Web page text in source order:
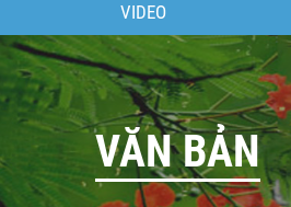
VIDEO
VĂN BẢN